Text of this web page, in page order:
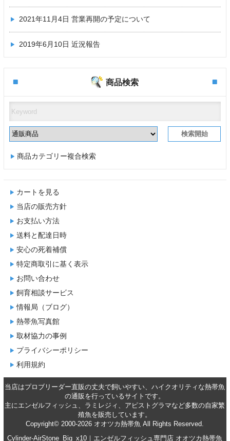
2021年11月4日 営業再開の予定について
2019年6月10日 近況報告
商品検索
商品カテゴリー複合検索
カートを見る
当店の販売方針
お支払い方法
送料と配達日時
安心の死着補償
特定商取引に基く表示
お問い合わせ
飼育相談サービス
情報局（ブログ）
熱帯魚写真館
取材協力の事例
プライバシーポリシー
利用規約
当店はプロブリーダー直販の丈夫で飼いやすい、ハイクオリティな熱帯魚
の通販 を行っているサイトです。
主にエンゼルフィッシュ 、 ラミレジィ 、 アピストグラマなど多数の自家繁
殖魚を販売 しています。
Copyright© 2000-2026 オオツカ熱帯魚 All Rights Reserved.
Cylinder-AirStone_Big_x10｜エンゼルフィッシュ専門店 オオツカ熱帯魚